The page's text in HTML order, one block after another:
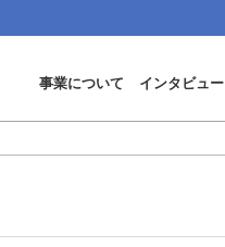
事業について インタビュー